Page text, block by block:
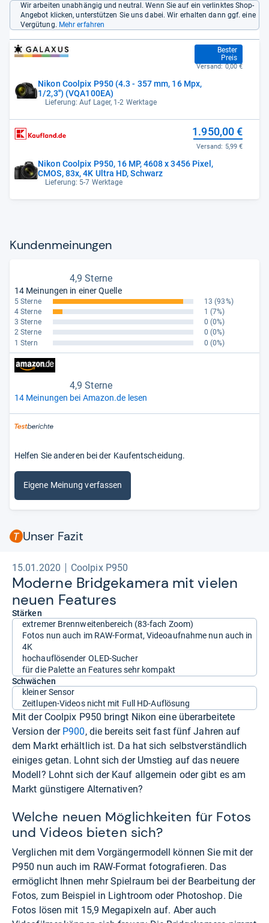
Wir arbeiten unabhängig und neutral. Wenn Sie auf ein verlinktes Shop-
Angebot klicken, unterstützen Sie uns dabei. Wir erhalten dann ggf. eine
Vergütung. Mehr erfahren
Nikon Coolpix P950 (4.3 - 357 mm, 16 Mpx,
1/2,3'') (VQA100EA)
Lieferung: Auf Lager, 1-2 Werktage
Bester
Preis
919,00 €
Versand: 0,00 €
Nikon Coolpix P950, 16 MP, 4608 x 3456 Pixel,
CMOS, 83x, 4K Ultra HD, Schwarz
Lieferung: 5-7 Werktage
1.950,00 €
Versand: 5,99 €
Kun­den­mei­nun­gen
4,9 Sterne
14 Meinungen in einer Quelle
5 Sterne 13 (93%)
4 Sterne
1 (7%)
3 Sterne
0 (0%)
2 Sterne
0 (0%)
1 Stern
0 (0%)
4,9 Sterne
14 Meinungen bei Amazon.de lesen
Helfen Sie anderen bei der Kaufentscheidung.
Eigene Meinung verfassen
Unser Fazit
15.01.2020 Coolpix P950
Moderne Bridge­ka­mera mit vie­len
neuen Fea­tu­res
Stärken
extremer Brennweitenbereich (83-fach Zoom)
Fotos nun auch im RAW-Format, Videoaufnahme nun auch in
4K
hochauflösender OLED-Sucher
für die Palette an Features sehr kompakt
Schwächen
kleiner Sensor
Zeitlupen-Videos nicht mit Full HD-Auflösung
Mit der Coolpix P950 bringt Nikon eine überarbeitete
Version der P900, die bereits seit fast fünf Jahren auf
dem Markt erhältlich ist. Da hat sich selbstverständlich
einiges getan. Lohnt sich der Umstieg auf das neuere
Modell? Lohnt sich der Kauf allgemein oder gibt es am
Markt günstigere Alternativen?
Welche neuen Möglichkeiten für Fotos
und Videos bieten sich?
Verglichen mit dem Vorgängermodell können Sie mit der
P950 nun auch im RAW-Format fotografieren. Das
ermöglicht Ihnen mehr Spielraum bei der Bearbeitung der
Fotos, zum Beispiel in Lightroom oder Photoshop. Die
Fotos lösen mit 15,9 Megapixeln auf. Aber auch